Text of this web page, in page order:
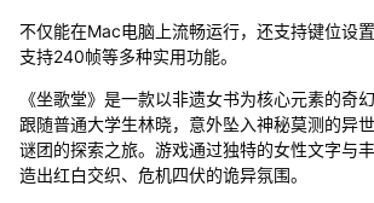
不仅能在Mac电脑上流畅运行，还支持键位设
支持240帧等多种实用功能。
《坐歌堂》是一款以非遗女书为核心元素的奇
跟随普通大学生林晓，意外坠入神秘莫测的异
谜团的探索之旅。游戏通过独特的女性文字与
造出红白交织、危机四伏的诡异氛围。